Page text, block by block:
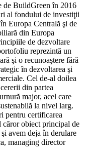
de BuildGreen în 2016
al fondului de investiţii
Europa Centrală şi de
din Europa
de dezvoltare
reprezintă un
şi o recunoaştere fără
în dezvoltarea şi
Cel de-al doilea
din partea
major, acel care
la nivel larg.
pentru certificarea
căror obiect principal de
avem deja în derulare
managing director